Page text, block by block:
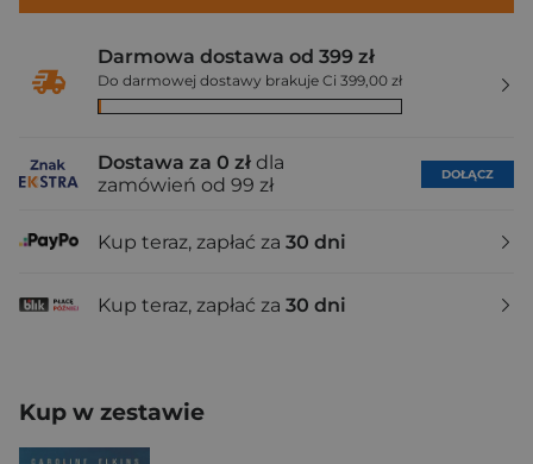
Darmowa dostawa od 399 zł
Do darmowej dostawy brakuje Ci 399,00 zł
Dostawa za 0 zł dla
zamówień od 99 zł
DOŁĄCZ
Kup teraz, zapłać za 30 dni
Kup teraz, zapłać za 30 dni
Kup w zestawie